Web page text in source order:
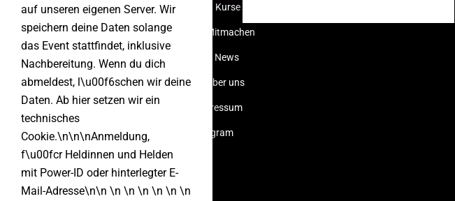
auf unseren eigenen Server. Wir
speichern deine Daten solange
das Event stattfindet, inklusive
Nachbereitung. Wenn du dich
abmeldest, l\u00f6schen wir deine
Daten. Ab hier setzen wir ein
technisches
Cookie.\n\n\nAnmeldung,
f\u00fcr Heldinnen und Helden
mit Power-ID oder hinterlegter E-
Mail-Adresse\n\n \n \n \n \n \n \n
Startseite Events, Kurse
Anfahrt, Locations Mitmachen
F.D.A.A.S. Artikel, News
Für Erwachsene Über uns
Datenschutz Impressum
English @Instagram
@LinkedIn